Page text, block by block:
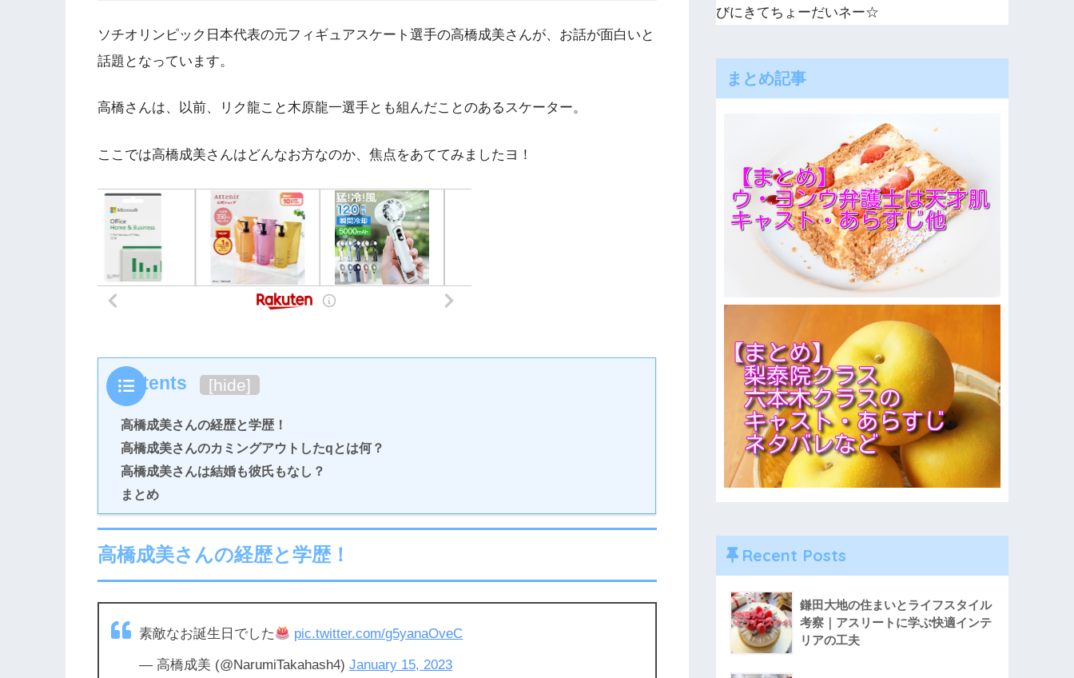
ソチオリンピック日本代表の元フィギュアスケート選手の高橋成美さんが、お話が面白いと
話題となっています。
高橋さんは、以前、リク龍こと木原龍一選手とも組んだことのあるスケーター。
ここでは高橋成美さんはどんなお方なのか、焦点をあててみましたヨ！
Contents [hide]
高橋成美さんの経歴と学歴！
高橋成美さんのカミングアウトしたqとは何？
高橋成美さんは結婚も彼氏もなし？
まとめ
高橋成美さんの経歴と学歴！
素敵なお誕生日でした pic.twitter.com/g5yanaOveC
— 高橋成美 (@NarumiTakahash4) January 15, 2023
びにきてちょーだいネー☆
まとめ記事
Recent Posts
鎌田大地の住まいとライフスタイル
考察｜アスリートに学ぶ快適インテ
リアの工夫